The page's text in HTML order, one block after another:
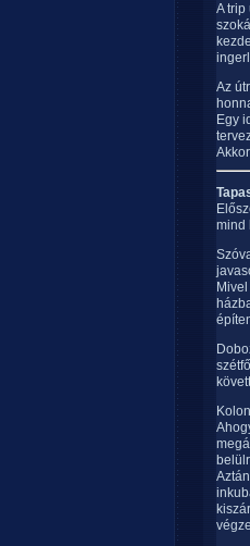
A trip
Az
Egy
mind